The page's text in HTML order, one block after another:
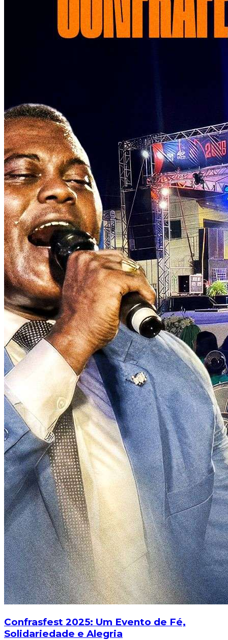
Confrasfest 2025: Um Evento de Fé,
Solidariedade e Alegria